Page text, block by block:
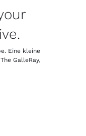
Eine kleine
The GalleRay,